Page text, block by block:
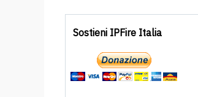
Sostieni IPFire Italia